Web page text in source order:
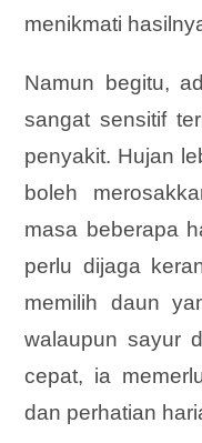
menikmati
Namun begitu,
sangat sensitif
penyakit. Hujan
boleh
masa beberapa
perlu dijaga
memilih daun
walaupun sayur
cepat, ia
dan perhatian